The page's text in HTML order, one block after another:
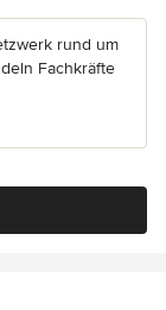
rund um
Fachkräfte